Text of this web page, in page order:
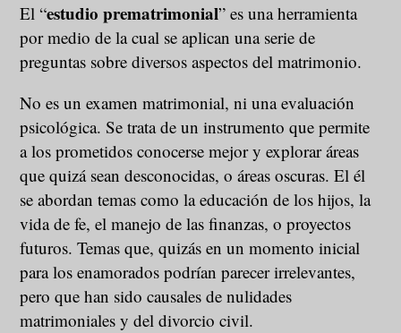
El “estudio prematrimonial” es una herramienta
por medio de la cual se aplican una serie de
preguntas sobre diversos aspectos del matrimonio.
No es un examen matrimonial, ni una evaluación
psicológica. Se trata de un instrumento que permite
a los prometidos conocerse mejor y explorar áreas
que quizá sean desconocidas, o áreas oscuras. El él
se abordan temas como la educación de los hijos, la
vida de fe, el manejo de las finanzas, o proyectos
futuros. Temas que, quizás en un momento inicial
para los enamorados podrían parecer irrelevantes,
pero que han sido causales de nulidades
matrimoniales y del divorcio civil.